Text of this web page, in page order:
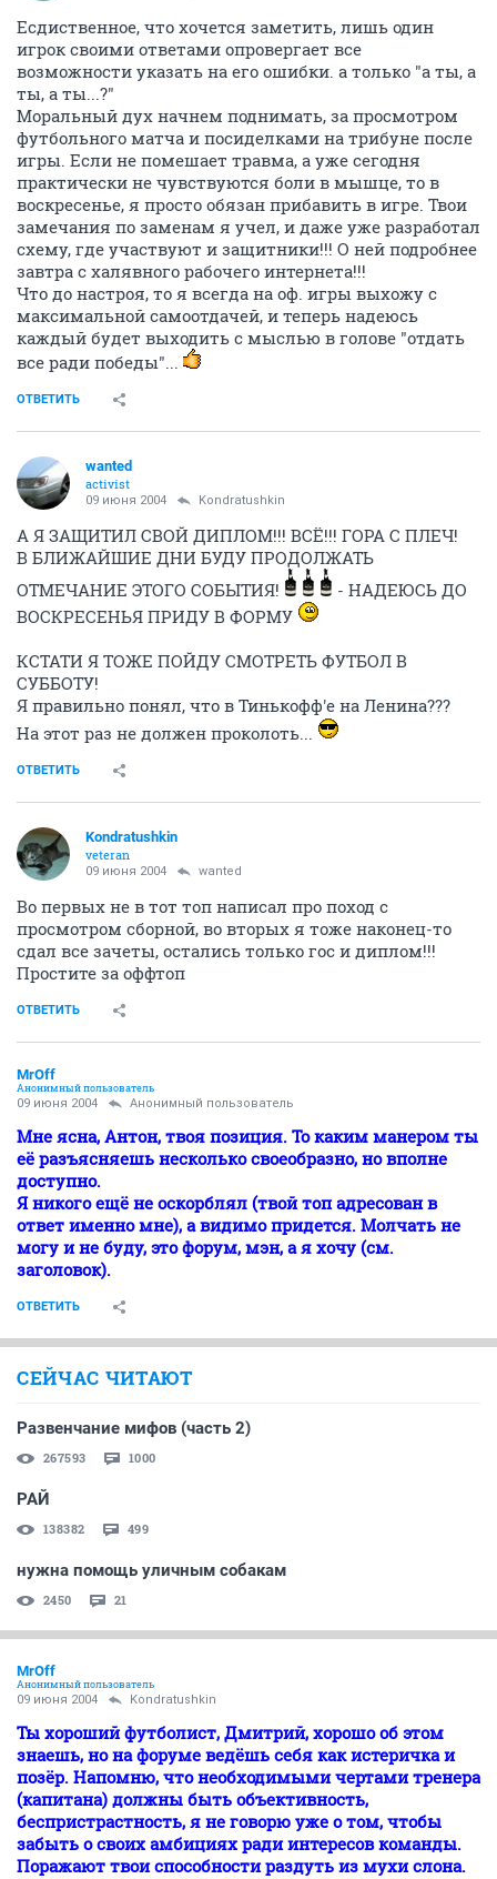
Есдиственное, что хочется заметить, лишь один
игрок своими ответами опровергает все
возможности указать на его ошибки. а только "а ты, а
ты, а ты...?"
Моральный дух начнем поднимать, за просмотром
футбольного матча и посиделками на трибуне после
игры. Если не помешает травма, а уже сегодня
практически не чувствуются боли в мышце, то в
воскресенье, я просто обязан прибавить в игре. Твои
замечания по заменам я учел, и даже уже разработал
схему, где участвуют и защитники!!! О ней подробнее
завтра с халявного рабочего интернета!!!
Что до настроя, то я всегда на оф. игры выхожу с
максимальной самоотдачей, и теперь надеюсь
каждый будет выходить с мыслью в голове "отдать
все ради победы"...
ОТВЕТИТЬ
wanted
activist
09 июня 2004 Kondratushkin
А Я ЗАЩИТИЛ СВОЙ ДИПЛОМ!!! ВСЁ!!! ГОРА С ПЛЕЧ!
В БЛИЖАЙШИЕ ДНИ БУДУ ПРОДОЛЖАТЬ
ОТМЕЧАНИЕ ЭТОГО СОБЫТИЯ!
- НАДЕЮСЬ ДО
ВОСКРЕСЕНЬЯ ПРИДУ В ФОРМУ
КСТАТИ Я ТОЖЕ ПОЙДУ СМОТРЕТЬ ФУТБОЛ В
СУББОТУ!
Я правильно понял, что в Тинькофф'е на Ленина???
На этот раз не должен проколоть...
ОТВЕТИТЬ
Kondratushkin
veteran
09 июня 2004 wanted
Во первых не в тот топ написал про поход с
просмотром сборной, во вторых я тоже наконец-то
сдал все зачеты, остались только гос и диплом!!!
Простите за оффтоп
ОТВЕТИТЬ
MrOff
Анонимный пользователь
09 июня 2004 Анонимный пользователь
Мне ясна, Антон, твоя позиция. То каким манером ты
её разъясняешь несколько своеобразно, но вполне
доступно.
Я никого ещё не оскорблял (твой топ адресован в
ответ именно мне), а видимо придется. Молчать не
могу и не буду, это форум, мэн, а я хочу (см.
заголовок).
ОТВЕТИТЬ
СЕЙЧАС ЧИТАЮТ
Развенчание мифов (часть 2)
267593 1000
РАЙ
138382 499
нужна помощь уличным собакам
2450 21
MrOff
Анонимный пользователь
09 июня 2004 Kondratushkin
Ты хороший футболист, Дмитрий, хорошо об этом
знаешь, но на форуме ведёшь себя как истеричка и
позёр. Напомню, что необходимыми чертами тренера
(капитана) должны быть объективность,
беспристрастность, я не говорю уже о том, чтобы
забыть о своих амбициях ради интересов команды.
Поражают твои способности раздуть из мухи слона.